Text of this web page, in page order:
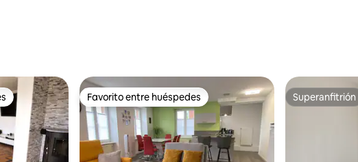
Favorito entre huéspedes
Favorito entre huéspedes Superanfitrión
Superanfitrión